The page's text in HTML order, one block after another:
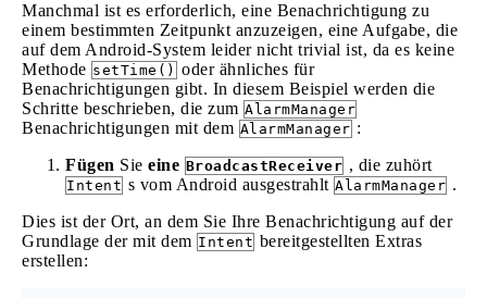
Manchmal ist es erforderlich, eine Benachrichtigung zu
einem bestimmten Zeitpunkt anzuzeigen, eine Aufgabe, die
auf dem Android-System leider nicht trivial ist, da es keine
Methode setTime() oder ähnliches für
Benachrichtigungen gibt. In diesem Beispiel werden die
Schritte beschrieben, die zum AlarmManager
Benachrichtigungen mit dem AlarmManager :
Fügen Sie eine BroadcastReceiver , die zuhört
Intent s vom Android ausgestrahlt AlarmManager .
Dies ist der Ort, an dem Sie Ihre Benachrichtigung auf der
Grundlage der mit dem Intent bereitgestellten Extras
erstellen: